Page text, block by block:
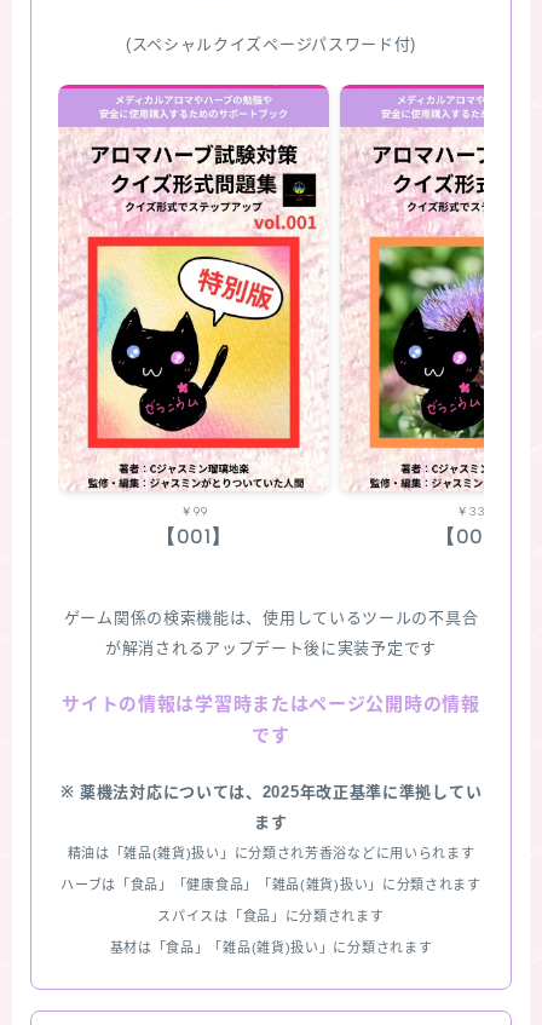
(スペシャルクイズページパスワード付)
￥99
【001】
￥330
【002】
ゲーム関係の検索機能は、使用しているツールの不具合
が解消されるアップデート後に実装予定です
サイトの情報は学習時またはページ公開時の情報
です
※ 薬機法対応については、2025年改正基準に準拠してい
ます
精油は「雑品(雑貨)扱い」に分類され芳香浴などに用いられます
ハーブは「食品」「健康食品」「雑品(雑貨)扱い」に分類されます
スパイスは「食品」に分類されます
基材は「食品」「雑品(雑貨)扱い」に分類されます